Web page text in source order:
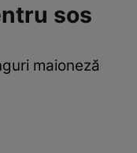
sos
maioneză